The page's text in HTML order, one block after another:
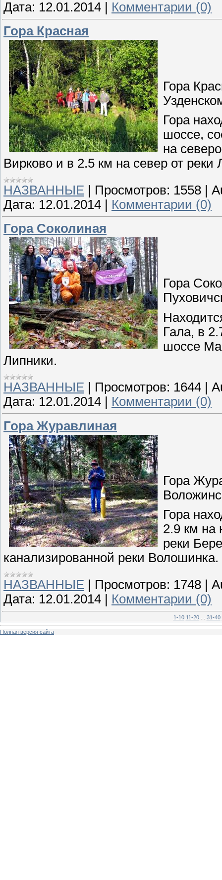
Дата: 12.01.2014
Комментарии (0)
Гора Красная
Гора
Гора
шоссе,
на
Вирково и в 2.5 км на север от реки
НАЗВАННЫЕ
Просмотров: 1558
Дата: 12.01.2014
Комментарии (0)
Гора Соколиная
Гора
Гала, в
шоссе
Липники.
НАЗВАННЫЕ
Просмотров: 1644
Дата: 12.01.2014
Комментарии (0)
Гора Журавлиная
Гора
Гора
2.9 км на
реки
канализированной реки Волошинка.
НАЗВАННЫЕ
Просмотров: 1748
Дата: 12.01.2014 Комментарии (0)
1-10 11-20 31-40
Полная версия сайта